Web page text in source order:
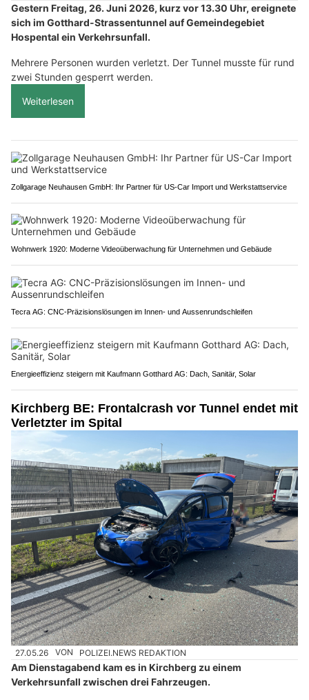
Gestern Freitag, 26. Juni 2026, kurz vor 13.30 Uhr, ereignete
sich im Gotthard-Strassentunnel auf Gemeindegebiet
Hospental ein Verkehrsunfall.
Mehrere Personen wurden verletzt. Der Tunnel musste für rund
zwei Stunden gesperrt werden.
Weiterlesen
Zollgarage Neuhausen GmbH: Ihr Partner für US-Car Import und Werkstattservice
Wohnwerk 1920: Moderne Videoüberwachung für Unternehmen und Gebäude
Tecra AG: CNC-Präzisionslösungen im Innen- und Aussenrundschleifen
Energieeffizienz steigern mit Kaufmann Gotthard AG: Dach, Sanitär, Solar
Kirchberg BE: Frontalcrash vor Tunnel endet mit
Verletzter im Spital
27.05.26 VON POLIZEI.NEWS REDAKTION
Am Dienstagabend kam es in Kirchberg zu einem
Verkehrsunfall zwischen drei Fahrzeugen.